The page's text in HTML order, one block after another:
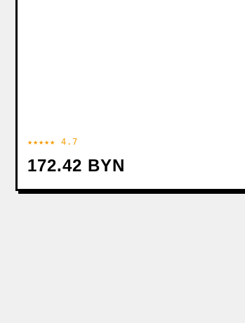
★★★★★ 4.7
172.42 BYN